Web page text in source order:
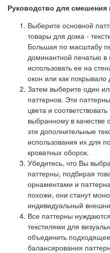
Руководство для смешения
Выберите основной
товары для дома -
Большая по масштабу
доминантной печатью
использовать ее на
окон или как покрывало
Затем выберите один
паттернов. Эти
цвета и
выбранному в качестве
эти дополнительные
использования их для
кроватных оборок.
Убедитесь, что Вы
паттерны, подбирая
орнаментами и
похожи, они станут
индивидуальный
Все паттерны
текстилями для
объединить
балансирования